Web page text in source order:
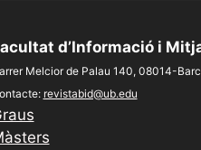
d’Informació i
Melcior de Palau 140, 08014-
revistabid@ub.edu